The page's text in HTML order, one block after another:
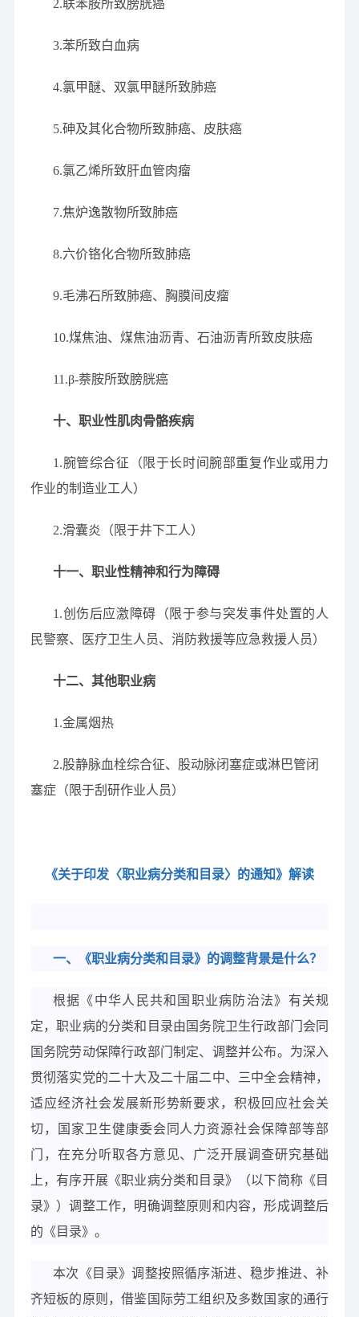
2.联苯胺所致膀胱癌
3.苯所致白血病
4.氯甲醚、双氯甲醚所致肺癌
5.砷及其化合物所致肺癌、皮肤癌
6.氯乙烯所致肝血管肉瘤
7.焦炉逸散物所致肺癌
8.六价铬化合物所致肺癌
9.毛沸石所致肺癌、胸膜间皮瘤
10.煤焦油、煤焦油沥青、石油沥青所致皮肤癌
11.β-萘胺所致膀胱癌
十、职业性肌肉骨骼疾病
1.腕管综合征（限于长时间腕部重复作业或用力
作业的制造业工人）
2.滑囊炎（限于井下工人）
十一、职业性精神和行为障碍
1.创伤后应激障碍（限于参与突发事件处置的人
民警察、医疗卫生人员、消防救援等应急救援人员）
十二、其他职业病
1.金属烟热
2.股静脉血栓综合征、股动脉闭塞症或淋巴管闭
塞症（限于刮研作业人员）
《关于印发〈职业病分类和目录〉的通知》解读
一、《职业病分类和目录》的调整背景是什么？
根据《中华人民共和国职业病防治法》有关规
定，职业病的分类和目录由国务院卫生行政部门会同
国务院劳动保障行政部门制定、调整并公布。为深入
贯彻落实党的二十大及二十届二中、三中全会精神，
适应经济社会发展新形势新要求，积极回应社会关
切，国家卫生健康委会同人力资源社会保障部等部
门，在充分听取各方意见、广泛开展调查研究基础
上，有序开展《职业病分类和目录》（以下简称《目
录》）调整工作，明确调整原则和内容，形成调整后
的《目录》。
本次《目录》调整按照循序渐进、稳步推进、补
齐短板的原则，借鉴国际劳工组织及多数国家的通行